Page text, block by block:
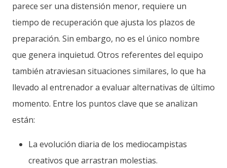
parece ser una distensión menor, requiere un
tiempo de recuperación que ajusta los plazos de
preparación. Sin embargo, no es el único nombre
que genera inquietud. Otros referentes del equipo
también atraviesan situaciones similares, lo que ha
llevado al entrenador a evaluar alternativas de último
momento. Entre los puntos clave que se analizan
están:
La evolución diaria de los mediocampistas
creativos que arrastran molestias.